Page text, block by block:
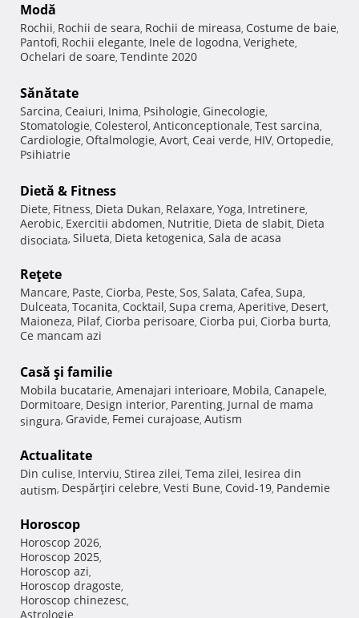
Modă
Rochii, Rochii de seara, Rochii de mireasa, Costume de baie,
Pantofi, Rochii elegante, Inele de logodna, Verighete,
Ochelari de soare, Tendinte 2020
Sănătate
Sarcina, Ceaiuri, Inima, Psihologie, Ginecologie,
Stomatologie, Colesterol, Anticonceptionale, Test sarcina,
Cardiologie, Oftalmologie, Avort, Ceai verde, HIV, Ortopedie,
Psihiatrie
Dietă & Fitness
Diete, Fitness, Dieta Dukan, Relaxare, Yoga, Intretinere,
Aerobic, Exercitii abdomen, Nutritie, Dieta de slabit, Dieta
disociata, Silueta, Dieta ketogenica, Sala de acasa
Reţete
Mancare, Paste, Ciorba, Peste, Sos, Salata, Cafea, Supa,
Dulceata, Tocanita, Cocktail, Supa crema, Aperitive, Desert,
Maioneza, Pilaf, Ciorba perisoare, Ciorba pui, Ciorba burta,
Ce mancam azi
Casă şi familie
Mobila bucatarie, Amenajari interioare, Mobila, Canapele,
Dormitoare, Design interior, Parenting, Jurnal de mama
singura, Gravide, Femei curajoase, Autism
Actualitate
Din culise, Interviu, Stirea zilei, Tema zilei, Iesirea din
autism, Despărţiri celebre, Vesti Bune, Covid-19, Pandemie
Horoscop
Horoscop 2026,
Horoscop 2025,
Horoscop azi,
Horoscop dragoste,
Horoscop chinezesc,
Astrologie